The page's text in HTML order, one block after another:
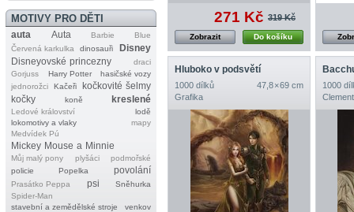
MOTIVY PRO DĚTI
auta Auta Barbie
Blue
Červená karkulka
dinosauři
Disney
Disneyovské princezny
draci
Gorjuss
Harry Potter
hasičské vozy
jednorožci
Kačeři
kočkovité šelmy
kočky
koně kreslené
Ledové království
lodě
lokomotivy a vlaky
mapy
Medvídek Pú
Mickey Mouse a Minnie
Můj malý pony plyšáci
podmořské
policie
Popelka povolání
Prasátko Peppa psi
Sněhurka
Spider‐Man
stavební a zemědělské stroje
venkov
271 Kč 319 Kč
Do košíku
Zobrazit
Hluboko v podsvětí
1000 dílků
47,8 × 69 cm
Grafika
1000